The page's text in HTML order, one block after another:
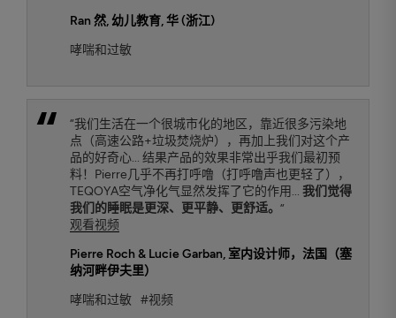
Ran 然, 幼儿教育, 华 (浙江)
哮喘和过敏
“我们生活在一个很城市化的地区，靠近很多污染地
点（高速公路+垃圾焚烧炉），再加上我们对这个产
品的好奇心... 结果产品的效果非常出乎我们最初预
料！Pierre几乎不再打呼噜（打呼噜声也更轻了），
TEQOYA空气净化气显然发挥了它的作用... 我们觉得
我们的睡眠是更深、更平静、更舒适。 ”
观看视频
Pierre Roch & Lucie Garban, 室内设计师，法国（塞
纳河畔伊夫里）
哮喘和过敏
#视频